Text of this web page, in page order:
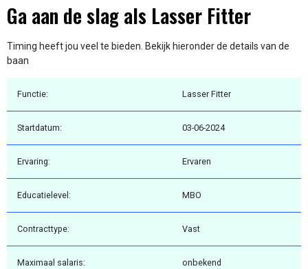
Ga aan de slag als Lasser Fitter
Timing heeft jou veel te bieden. Bekijk hieronder de details van de
baan
Functie: Lasser Fitter
Startdatum: 03-06-2024
Ervaring: Ervaren
Educatielevel: MBO
Contracttype: Vast
Maximaal salaris: onbekend